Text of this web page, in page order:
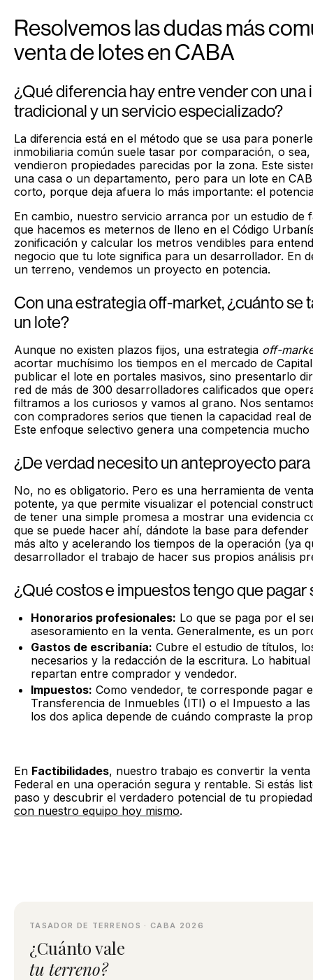
Resolvemos las dudas más
venta de lotes en CABA
¿Qué diferencia hay entre vender con una
tradicional y un servicio especializado?
La diferencia está en el método que se usa para
inmobiliaria común suele tasar por comparación, o
vendieron propiedades parecidas por la zona. Este
una casa o un departamento, pero para un lote en
corto, porque deja afuera lo más importante: el
En cambio, nuestro servicio arranca por un estudio de
que hacemos es meternos de lleno en el Código
zonificación y calcular los metros vendibles para
negocio que tu lote significa para un desarrollador. En
un terreno, vendemos un proyecto en potencia.
Con una estrategia off-market, ¿cuánto se
un lote?
Aunque no existen plazos fijos, una estrategia off-
acortar muchísimo los tiempos en el mercado de
publicar el lote en portales masivos, sino presentarlo
red de más de 300 desarrolladores calificados que
filtramos a los curiosos y vamos al grano. Nos
con compradores serios que tienen la capacidad real
Este enfoque selectivo genera una competencia
¿De verdad necesito un anteproyecto
No, no es obligatorio. Pero es una herramienta de
potente, ya que permite visualizar el potencial
de tener una simple promesa a mostrar una evidencia
que se puede hacer ahí, dándote la base para
más alto y acelerando los tiempos de la operación (ya
desarrollador el trabajo de hacer sus propios análisis
¿Qué costos e impuestos tengo que pagar
Honorarios profesionales: Lo que se paga por el
asesoramiento en la venta. Generalmente, es un
Gastos de escribanía: Cubre el estudio de títulos,
necesarios y la redacción de la escritura. Lo
repartan entre comprador y vendedor.
Impuestos: Como vendedor, te corresponde pagar
Transferencia de Inmuebles (ITI) o el Impuesto a las
los dos aplica depende de cuándo compraste la
En Factibilidades, nuestro trabajo es convertir la
Federal en una operación segura y rentable. Si estás
paso y descubrir el verdadero potencial de tu
con nuestro equipo hoy mismo.
TASADOR DE TERRENOS · CABA 2026
¿Cuánto vale
tu terreno?